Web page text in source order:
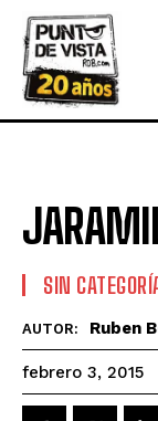
SIN
AUTOR: Ruben
febrero 3, 2015